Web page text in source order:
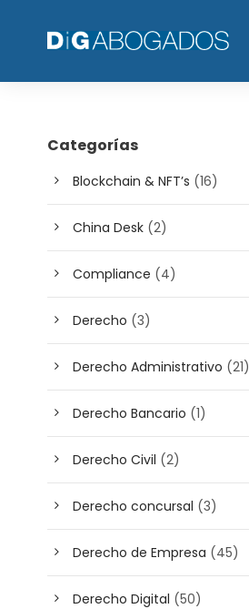
Categorías
Blockchain & NFT’s (16)
China Desk (2)
Compliance (4)
Derecho (3)
Derecho Administrativo (21)
Derecho Bancario (1)
Derecho Civil (2)
Derecho concursal (3)
Derecho de Empresa (45)
Derecho Digital (50)